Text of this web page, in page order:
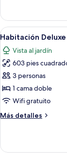
superior
Abrir
todas
las
fotos
de
Habitación
Deluxe
9
Habitación Deluxe
Vista al jardín
603 pies
3 personas
1 cama doble
Wifi gratuito
Más detalles
Más
Deluxe